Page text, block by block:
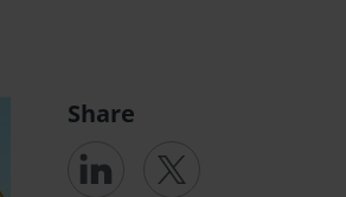
Share